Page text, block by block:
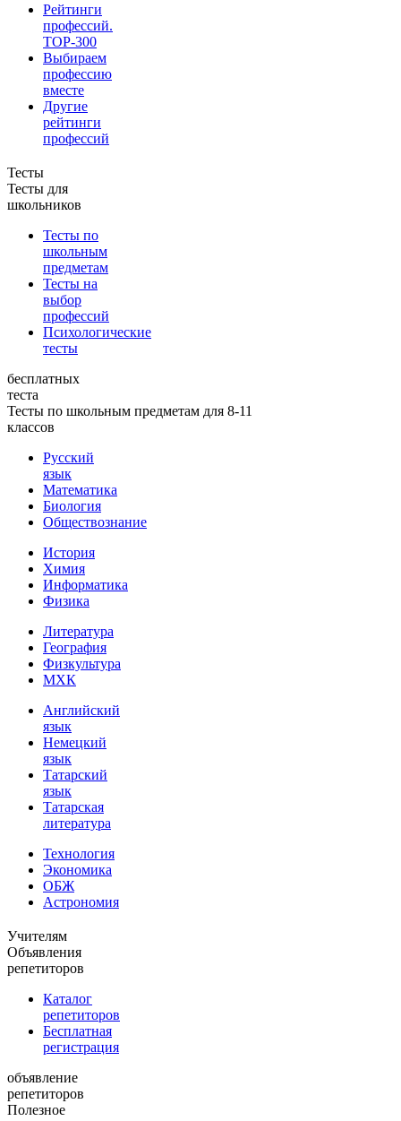
Рейтинги
профессий.
TOP-300
Выбираем
профессию
вместе
Другие
рейтинги
профессий
Тесты
Тесты для
школьников
Тесты по
школьным
предметам
Тесты на
выбор
профессий
Психологические
тесты
бесплатных
теста
Тесты по школьным предметам для 8-11
классов
Русский
язык
Математика
Биология
Обществознание
История
Химия
Информатика
Физика
Литература
География
Физкультура
МХК
Английский
язык
Немецкий
язык
Татарский
язык
Татарская
литература
Технология
Экономика
ОБЖ
Астрономия
Учителям
Объявления
репетиторов
Каталог
репетиторов
Бесплатная
регистрация
объявление
репетиторов
Полезное